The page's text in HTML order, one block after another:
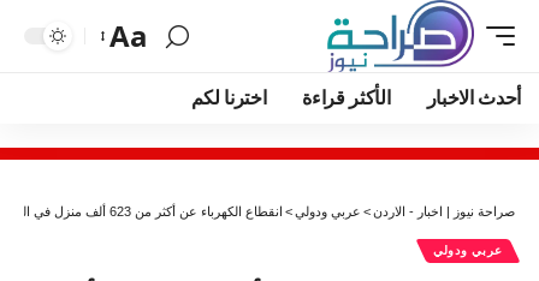
Aa
أحدث الاخبار الأكثر قراءة اخترنا لكم
صراحة نيوز | اخبار - الاردن> عربي ودولي> انقطاع الكهرباء عن أكثر من 623 ألف منزل في الولايات المتحدة بسبب طقس قاسٍ
عربي ودولي